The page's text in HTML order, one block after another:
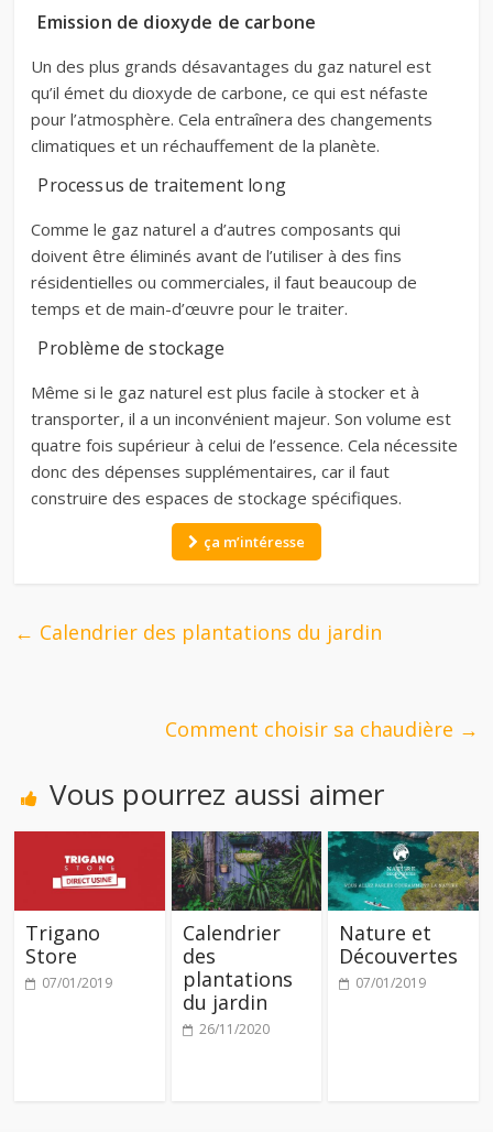
Emission de dioxyde de carbone
Un des plus grands désavantages du gaz naturel est
qu’il émet du dioxyde de carbone, ce qui est néfaste
pour l’atmosphère. Cela entraînera des changements
climatiques et un réchauffement de la planète.
Processus de traitement long
Comme le gaz naturel a d’autres composants qui
doivent être éliminés avant de l’utiliser à des fins
résidentielles ou commerciales, il faut beaucoup de
temps et de main-d’œuvre pour le traiter.
Problème de stockage
Même si le gaz naturel est plus facile à stocker et à
transporter, il a un inconvénient majeur. Son volume est
quatre fois supérieur à celui de l’essence. Cela nécessite
donc des dépenses supplémentaires, car il faut
construire des espaces de stockage spécifiques.
ça m’intéresse
← Calendrier des plantations du jardin
Comment choisir sa chaudière →
Vous pourrez aussi aimer
Trigano
Store
07/01/2019
Calendrier
des
plantations
du jardin
26/11/2020
Nature et
Découvertes
07/01/2019